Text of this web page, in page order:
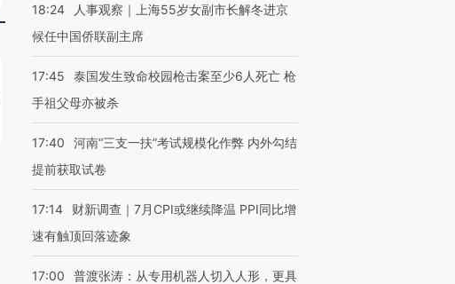
推广】走进第四届链博
有意思的生活方式·第三对
住三大增长引擎是什么？
18:24
人事观察｜上海55岁女副市长解冬进京
候任中国侨联副主席
17:45
泰国发生致命校园枪击案至少6人死亡 枪
手祖父母亦被杀
17:40
河南“三支一扶”考试规模化作弊 内外勾结
提前获取试卷
17:14
财新调查｜7月CPI或继续降温 PPI同比增
速有触顶回落迹象
17:00
普渡张涛：从专用机器人切入人形，更具